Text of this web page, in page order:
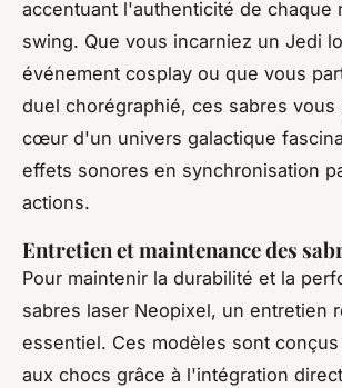
accentuant l'authenticité de chaque
swing. Que vous incarniez un Jedi
événement cosplay ou que vous
duel chorégraphié, ces sabres vous
cœur d'un univers galactique
effets sonores en synchronisation
actions.
Entretien et maintenance des
Pour maintenir la durabilité et la
sabres laser Neopixel, un entretien
essentiel. Ces modèles sont
aux chocs grâce à l'intégration